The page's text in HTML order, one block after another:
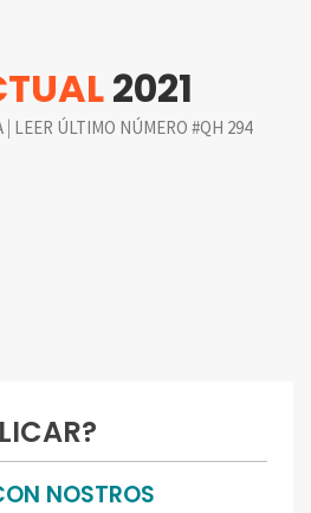
2021
| LEER ÚLTIMO NÚMERO #QH 294
NOSTROS